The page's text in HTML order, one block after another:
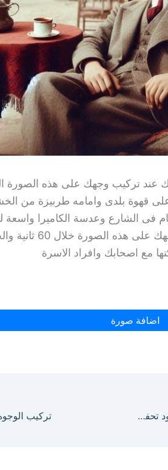
عند تركيب وجهك على هذه الصورة
قهوة بلدى وامامه طربيزة من
الشارع وعدسة الكاميرا واسعة
للشارع , يمكنك تركيب
مع اصحابك وافراد الاسرة
اضافة صورة
موديل محجبة بفستان تركي اسود تحفة لتركيب الوجوه على الصور